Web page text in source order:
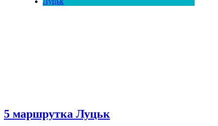
5 маршрутка Луцьк